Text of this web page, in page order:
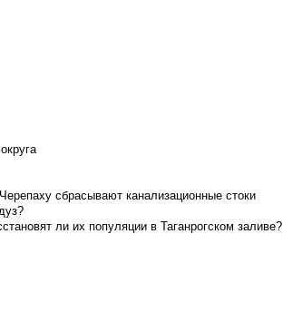
сбрасывают канализационные стоки
ли их популяции в Таганрогском заливе?